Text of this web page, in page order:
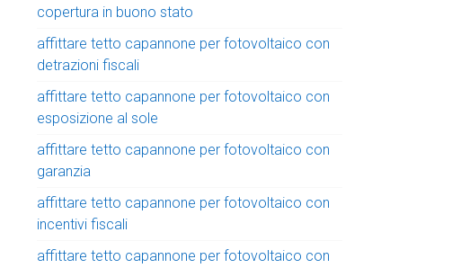
copertura in buono stato
affittare tetto capannone per fotovoltaico con
detrazioni fiscali
affittare tetto capannone per fotovoltaico con
esposizione al sole
affittare tetto capannone per fotovoltaico con
garanzia
affittare tetto capannone per fotovoltaico con
incentivi fiscali
affittare tetto capannone per fotovoltaico con